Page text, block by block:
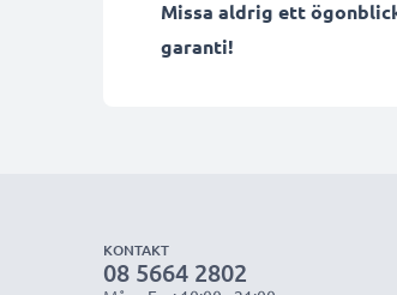
Missa aldrig ett
garanti!
KONTAKT
08 5664 2802